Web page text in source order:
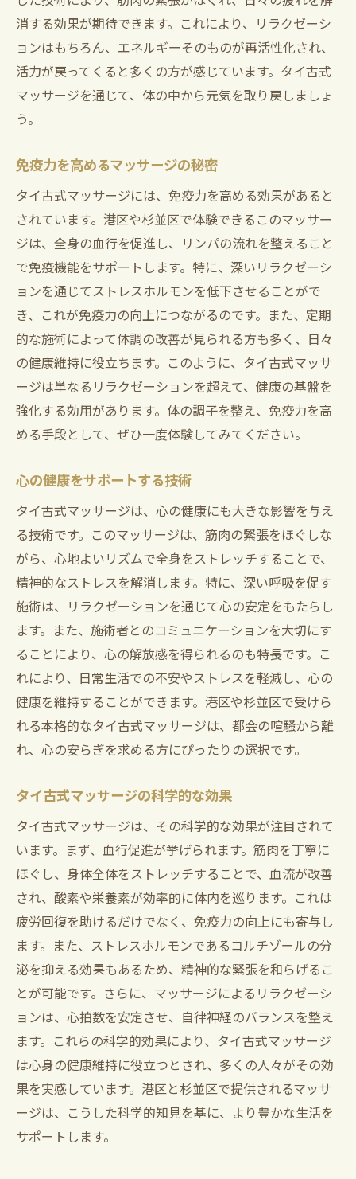
消する効果が期待できます。これにより、リラクゼーシ
ョンはもちろん、エネルギーそのものが再活性化され、
活力が戻ってくると多くの方が感じています。タイ古式
マッサージを通じて、体の中から元気を取り戻しましょ
う。
免疫力を高めるマッサージの秘密
タイ古式マッサージには、免疫力を高める効果があると
されています。港区や杉並区で体験できるこのマッサー
ジは、全身の血行を促進し、リンパの流れを整えること
で免疫機能をサポートします。特に、深いリラクゼーシ
ョンを通じてストレスホルモンを低下させることがで
き、これが免疫力の向上につながるのです。また、定期
的な施術によって体調の改善が見られる方も多く、日々
の健康維持に役立ちます。このように、タイ古式マッサ
ージは単なるリラクゼーションを超えて、健康の基盤を
強化する効用があります。体の調子を整え、免疫力を高
める手段として、ぜひ一度体験してみてください。
心の健康をサポートする技術
タイ古式マッサージは、心の健康にも大きな影響を与え
る技術です。このマッサージは、筋肉の緊張をほぐしな
がら、心地よいリズムで全身をストレッチすることで、
精神的なストレスを解消します。特に、深い呼吸を促す
施術は、リラクゼーションを通じて心の安定をもたらし
ます。また、施術者とのコミュニケーションを大切にす
ることにより、心の解放感を得られるのも特長です。こ
れにより、日常生活での不安やストレスを軽減し、心の
健康を維持することができます。港区や杉並区で受けら
れる本格的なタイ古式マッサージは、都会の喧騒から離
れ、心の安らぎを求める方にぴったりの選択です。
タイ古式マッサージの科学的な効果
タイ古式マッサージは、その科学的な効果が注目されて
います。まず、血行促進が挙げられます。筋肉を丁寧に
ほぐし、身体全体をストレッチすることで、血流が改善
され、酸素や栄養素が効率的に体内を巡ります。これは
疲労回復を助けるだけでなく、免疫力の向上にも寄与し
ます。また、ストレスホルモンであるコルチゾールの分
泌を抑える効果もあるため、精神的な緊張を和らげるこ
とが可能です。さらに、マッサージによるリラクゼーシ
ョンは、心拍数を安定させ、自律神経のバランスを整え
ます。これらの科学的効果により、タイ古式マッサージ
は心身の健康維持に役立つとされ、多くの人々がその効
果を実感しています。港区と杉並区で提供されるマッサ
ージは、こうした科学的知見を基に、より豊かな生活を
サポートします。